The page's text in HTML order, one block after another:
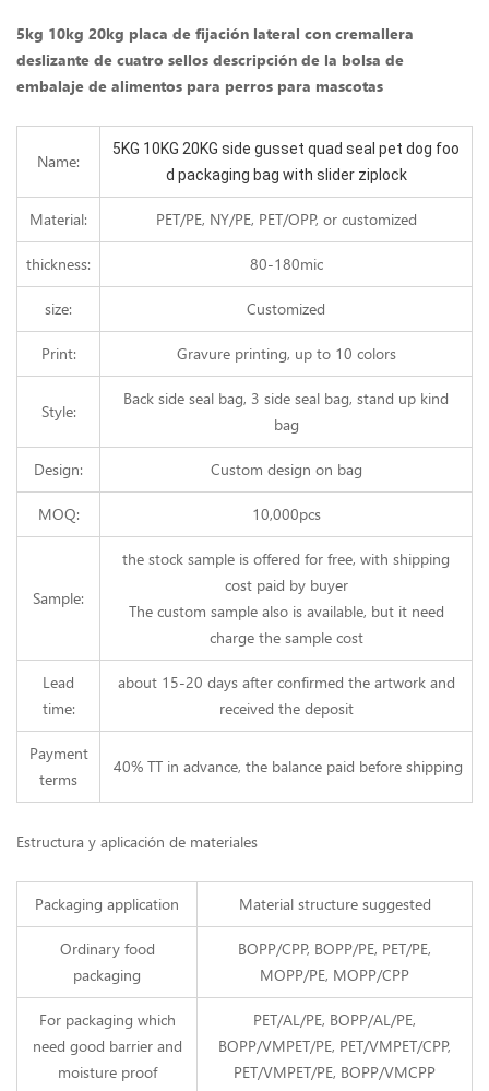
5kg 10kg 20kg placa de fijación lateral con cremallera
deslizante de cuatro sellos descripción de la bolsa de
embalaje de alimentos para perros para mascotas
Name:
5KG 10KG 20KG side gusset quad seal pet dog foo
d packaging bag with slider ziplock
Material: PET/PE, NY/PE, PET/OPP, or customized
thickness: 80-180mic
size: Customized
Print: Gravure printing, up to 10 colors
Style:
Back side seal bag, 3 side seal bag, stand up kind
bag
Design: Custom design on bag
MOQ: 10,000pcs
Sample:
the stock sample is offered for free, with shipping
cost paid by buyer
The custom sample also is available, but it need
charge the sample cost
Lead
time:
about 15-20 days after confirmed the artwork and
received the deposit
Payment
terms
40% TT in advance, the balance paid before shipping
Estructura y aplicación de materiales
Packaging application Material structure suggested
Ordinary food
packaging
BOPP/CPP, BOPP/PE, PET/PE,
MOPP/PE, MOPP/CPP
For packaging which
need good barrier and
moisture proof
PET/AL/PE, BOPP/AL/PE,
BOPP/VMPET/PE, PET/VMPET/CPP,
PET/VMPET/PE, BOPP/VMCPP